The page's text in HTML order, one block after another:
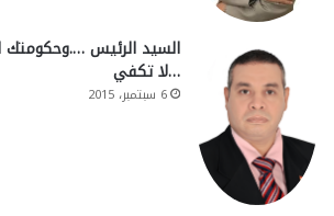
السيد الرئيس ….وحكومتك
…لا تكفي
6 سبتمبر، 2015